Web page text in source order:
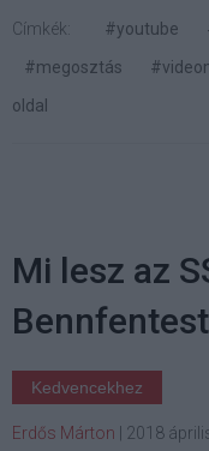
Címkék: #youtube
#megosztás
oldal
Mi lesz az
Kedvencekhez
Erdős Márton 2018